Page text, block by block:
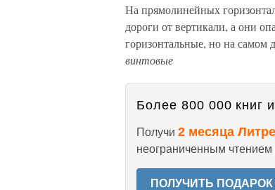
На прямолинейных
дороги от вертикали, а они
горизонтальные, но на
винтовые
Более 800 000 книг
Получи 2 месяца
неограниченным чтением
ПОЛУЧИТЬ ПОДАРОК